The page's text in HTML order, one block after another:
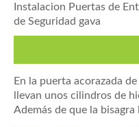
Instalacion Puertas de
de Seguridad gava
En la puerta acorazada
llevan unos cilindros de
Además de que la